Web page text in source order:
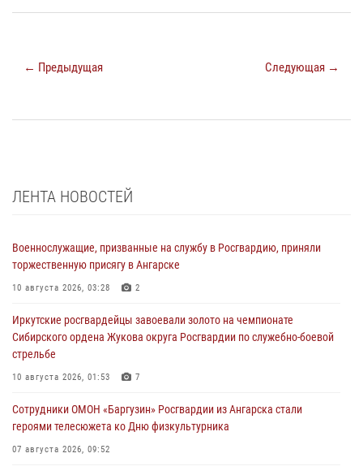
← Предыдущая Следующая →
ЛЕНТА НОВОСТЕЙ
Военнослужащие, призванные на службу в Росгвардию, приняли
торжественную присягу в Ангарске
10 августа 2026, 03:28 2
Иркутские росгвардейцы завоевали золото на чемпионате
Сибирского ордена Жукова округа Росгвардии по служебно-боевой
стрельбе
10 августа 2026, 01:53 7
Сотрудники ОМОН «Баргузин» Росгвардии из Ангарска стали
героями телесюжета ко Дню физкультурника
07 августа 2026, 09:52